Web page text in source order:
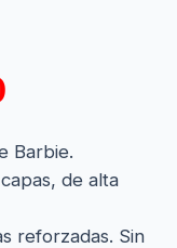
Barbie.
de alta
reforzadas. Sin